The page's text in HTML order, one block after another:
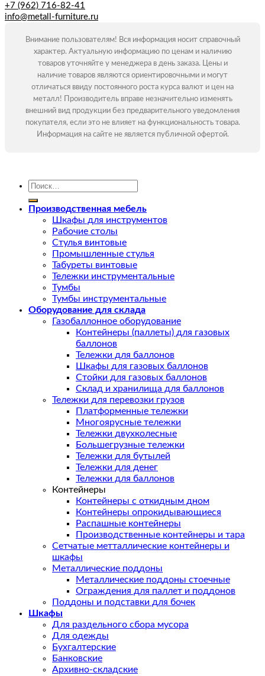
+7 (962) 716-82-41
info@metall-furniture.ru
Внимание пользователям! Вся информация носит справочный
характер. Актуальную информацию по ценам и наличию
товаров уточняйте у менеджера в день заказа. Цены и
наличие товаров являются ориентировочными и могут
отличаться ввиду постоянного роста курса валют и цен на
металл! Производитель вправе незначительно изменять
внешний вид продукции без предварительного уведомления
покупателя, если это не влияет на функциональность товара.
Информация на сайте не является публичной офертой.
Искать:
Производственная мебель
Шкафы для инструментов
Рабочие столы
Стулья винтовые
Промышленные стулья
Табуреты винтовые
Тележки инструментальные
Тумбы
Тумбы инструментальные
Оборудование для склада
Газобаллонное оборудование
Контейнеры (паллеты) для газовых
баллонов
Тележки для баллонов
Шкафы для газовых баллонов
Стойки для газовых баллонов
Склад и хранилища для баллонов
Тележки для перевозки грузов
Платформенные тележки
Многоярусные тележки
Тележки двухколесные
Большегрузные тележки
Тележки для бутылей
Тележки для денег
Тележки для баллонов
Контейнеры
Контейнеры с откидным дном
Контейнеры опрокидывающиеся
Распашные контейнеры
Производственные контейнеры и тара
Сетчатые метталлические контейнеры и
шкафы
Металлические поддоны
Металлические поддоны стоечные
Ограждения для паллет и поддонов
Поддоны и подставки для бочек
Шкафы
Для раздельного сбора мусора
Для одежды
Бухгалтерские
Банковские
Архивно-складские